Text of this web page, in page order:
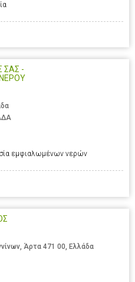
ΣΑΣ -
εμφιαλωμένων νερών
Άρτα 471 00, Ελλάδα